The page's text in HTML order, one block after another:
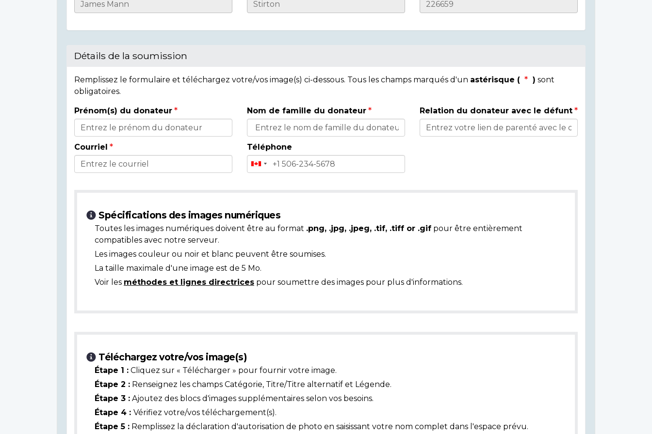
Informations
l'individu
Détails de la soumission
Remplissez le formulaire et téléchargez votre/vos image(s) ci-dessous. Tous les champs marqués d'un astérisque ( ) sont
obligatoires.
Détails
du
donateur
Prénom(s) du donateur Nom de famille du donateur Relation du donateur avec le défunt
Courriel Téléphone
Spécifications des images numériques
Toutes les images numériques doivent être au format .png, .jpg, .jpeg, .tif, .tiff or .gif pour être entièrement
compatibles avec notre serveur.
Les images couleur ou noir et blanc peuvent être soumises.
La taille maximale d'une image est de 5 Mo.
Voir les méthodes et lignes directrices pour soumettre des images pour plus d'informations.
Téléchargez votre/vos image(s)
Étape 1 : Cliquez sur « Télécharger » pour fournir votre image.
Étape 2 : Renseignez les champs Catégorie, Titre/Titre alternatif et Légende.
Étape 3 : Ajoutez des blocs d'images supplémentaires selon vos besoins.
Étape 4 : Vérifiez votre/vos téléchargement(s).
Étape 5 : Remplissez la déclaration d'autorisation de photo en saisissant votre nom complet dans l'espace prévu.